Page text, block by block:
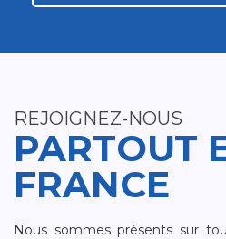
REJOIGNEZ-NOUS
PARTOUT
FRANCE
Nous sommes présents sur